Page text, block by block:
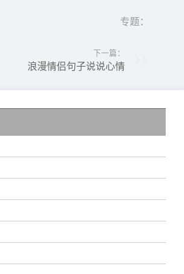
专题：
下一篇：
浪漫情侣句子说说心情